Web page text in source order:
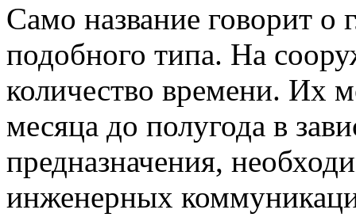
Само название говорит о
подобного типа. На
количество времени. Их
месяца до полугода в
предназначения,
инженерных